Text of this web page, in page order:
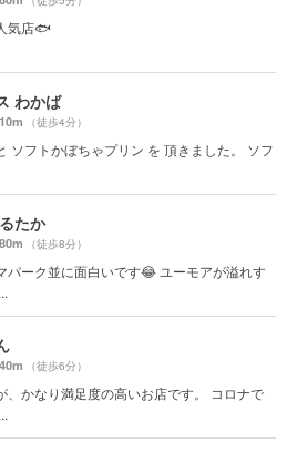
気店🐟
わかば
（徒歩4分）
ソフトかぼちゃプリン を 頂きました。 ソフ
たか
（徒歩8分）
パーク並に面白いです😂 ユーモアが溢れす
（徒歩6分）
、かなり満足度の高いお店です。 コロナで